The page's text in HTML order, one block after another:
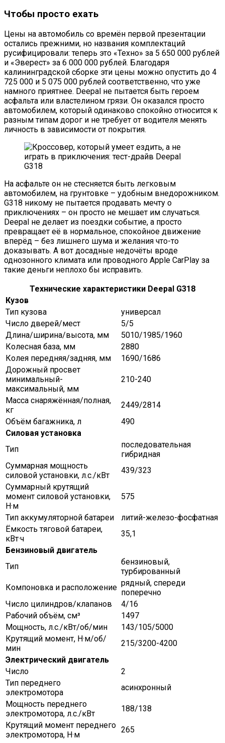
Чтобы просто ехать
Цены на автомобиль со времён первой презентации
остались прежними, но названия комплектаций
русифицировали: теперь это «Техно» за 5 650 000 рублей
и «Эверест» за 6 000 000 рублей. Благодаря
калининградской сборке эти цены можно опустить до 4
725 000 и 5 075 000 рублей соответственно, что уже
намного приятнее. Deepal не пытается быть героем
асфальта или властелином грязи. Он оказался просто
автомобилем, который одинаково спокойно относится к
разным типам дорог и не требует от водителя менять
личность в зависимости от покрытия.
На асфальте он не стесняется быть легковым
автомобилем, на грунтовке – удобным внедорожником.
G318 никому не пытается продавать мечту о
приключениях – он просто не мешает им случаться.
Deepal не делает из поездки событие, а просто
превращает её в нормальное, спокойное движение
вперёд – без лишнего шума и желания что-то
доказывать. А вот досадные недочёты вроде
однозонного климата или проводного Apple CarPlay за
такие деньги неплохо бы исправить.
Технические характеристики Deepal G318
Кузов
Тип кузова
универсал
Число дверей/мест
5/5
Длина/ширина/высота, мм
5010/1985/1960
Колесная база, мм
2880
Колея передняя/задняя, мм
1690/1686
Дорожный просвет
минимальный-
максимальный, мм
210-240
Масса снаряжённая/полная,
кг
2449/2814
Объём багажника, л
490
Силовая установка
Тип
последовательная
гибридная
Суммарная мощность
силовой установки, л.с./кВт
439/323
Суммарный крутящий
момент силовой установки,
Н·м
575
Тип аккумуляторной батареи
литий-железо-фосфатная
Ёмкость тяговой батареи,
кВт·ч
35,1
Бензиновый двигатель
Тип
бензиновый,
турбированный
Компоновка и расположение рядный, спереди
поперечно
Число цилиндров/клапанов
4/16
Рабочий объём, см³
1497
Мощность, л.с./кВт/об/мин
143/105/5000
Крутящий момент, Н·м/об/
мин
215/3200-4200
Электрический двигатель
Число
2
Тип переднего
электромотора
асинхронный
Мощность переднего
электромотора, л.с./кВт
188/138
Крутящий момент переднего
электромотора, Н·м
265